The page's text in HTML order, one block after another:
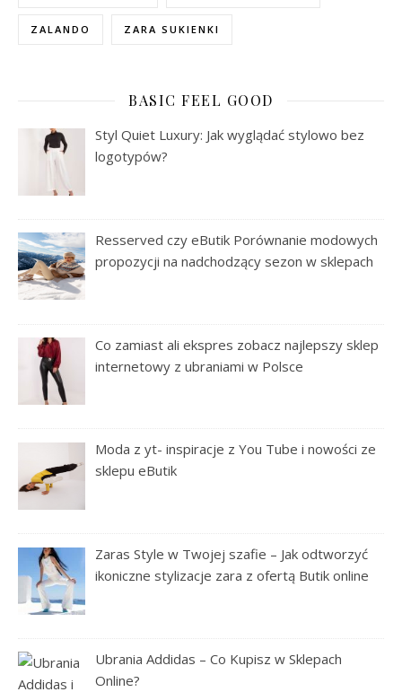
ZALANDO ZARA SUKIENKI
BASIC FEEL GOOD
Styl Quiet Luxury: Jak wyglądać stylowo bez
logotypów?
Resserved czy eButik Porównanie modowych
propozycji na nadchodzący sezon w sklepach
Co zamiast ali ekspres zobacz najlepszy sklep
internetowy z ubraniami w Polsce
Moda z yt- inspiracje z You Tube i nowości ze
sklepu eButik
Zaras Style w Twojej szafie – Jak odtworzyć
ikoniczne stylizacje zara z ofertą Butik online
Ubrania Addidas – Co Kupisz w Sklepach
Online?